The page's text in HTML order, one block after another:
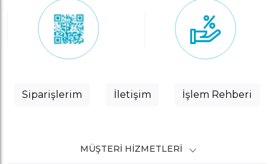
Siparişlerim İletişim İşlem Rehberi
MÜŞTERI HIZMETLERI